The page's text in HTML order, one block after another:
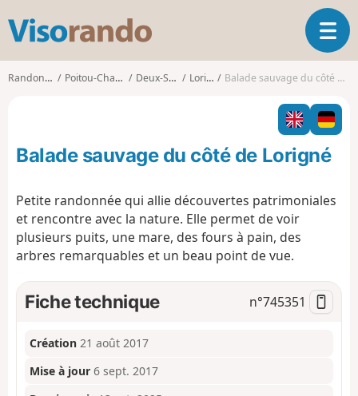
s
o
o
O
u
v
i
r
l
a
v
i
o
Randonnées Poitou-Charentes Deux-Sèvres Lorigné Balade sauvage du côté de Lorigné
Balade sauvage du côté de Lorigné
Petite randonnée qui allie découvertes patrimoniales
et rencontre avec la nature. Elle permet de voir
plusieurs puits, une mare, des fours à pain, des
arbres remarquables et un beau point de vue.
Fiche technique n°745351
Création 21 août 2017
Mise à jour 6 sept. 2017